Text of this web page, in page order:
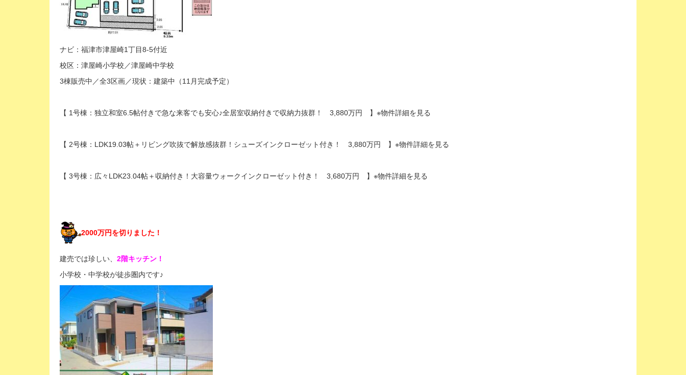
ナビ：福津市津屋崎1丁目8-5付近
校区：津屋崎小学校／津屋崎中学校
3棟販売中／全3区画／現状：建築中（11月完成予定）
【 1号棟：独立和室6.5帖付きで急な来客でも安心♪全居室収納付きで収納力抜群！ 3,880万円 】※物件詳細を見る
【 2号棟：LDK19.03帖＋リビング吹抜で解放感抜群！シューズインクローゼット付き！ 3,880万円 】※物件詳細を見る
【 3号棟：広々LDK23.04帖＋収納付き！大容量ウォークインクローゼット付き！ 3,680万円 】※物件詳細を見る
2000万円を切りました！
建売では珍しい、 2階キッチン！
小学校・中学校が徒歩圏内です♪